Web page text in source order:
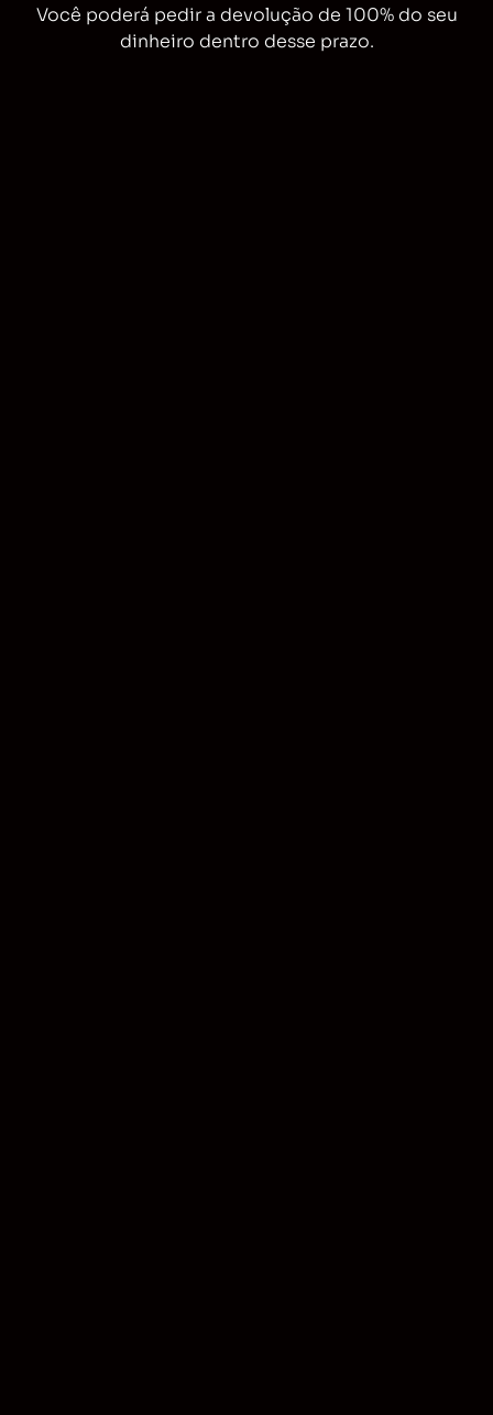
Você poderá pedir a devolução de 100% do seu
dinheiro dentro desse prazo.